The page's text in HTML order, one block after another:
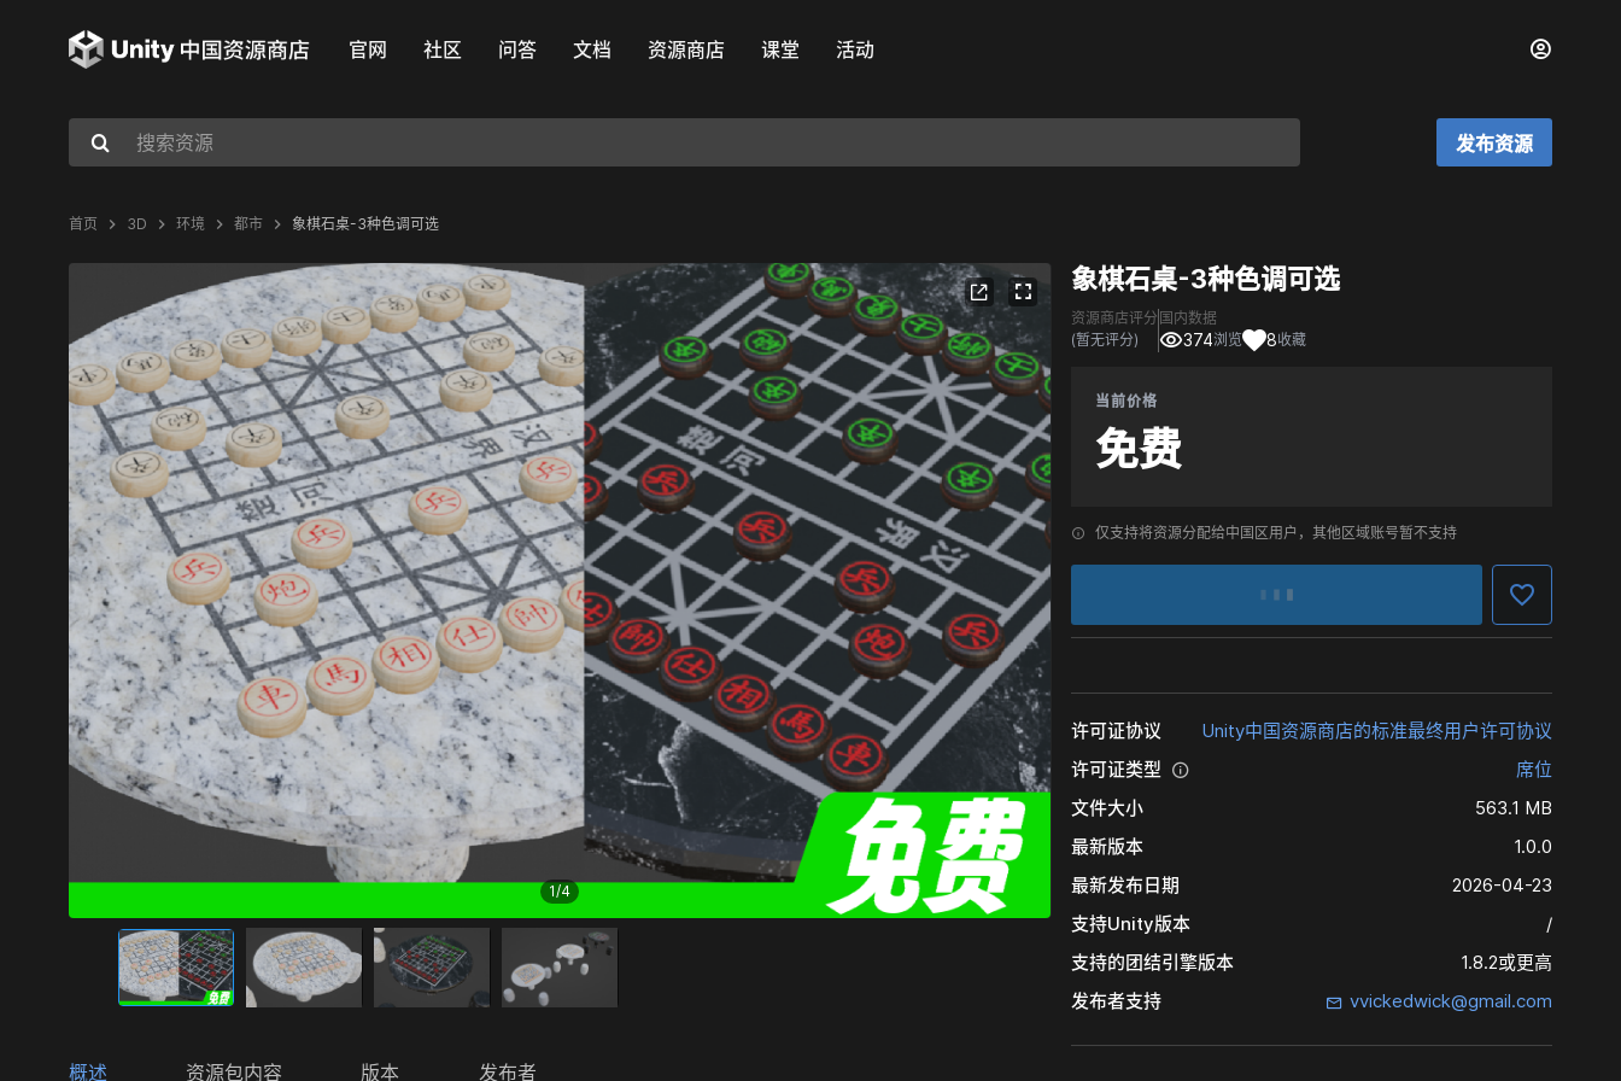
官网 社区 问答 文档 资源商店 课堂 活动
发布资源
首页 3D 环境 都市 象棋石桌-3种色调可选
1/4
概述 资源包内容 版本 发布者
象棋石桌-3种色调可选
资源商店评分
(暂无评分)
国内数据
374浏览 8收藏
当前价格
免费
仅支持将资源分配给中国区用户，其他区域账号暂不支持
许可证协议
Unity中国资源商店的标准最终用户许可协议
许可证类型
席位
文件大小
563.1 MB
最新版本
1.0.0
最新发布日期
2026-04-23
支持Unity版本
/
支持的团结引擎版本
1.8.2或更高
发布者支持
vvickedwick@gmail.com